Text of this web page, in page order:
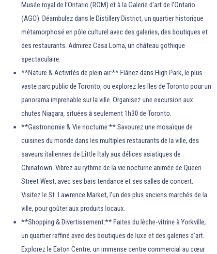
Musée royal de l’Ontario (ROM) et à la Galerie d’art de l’Ontario
(AGO). Déambulez dans le Distillery District, un quartier historique
métamorphosé en pôle culturel avec des galeries, des boutiques et
des restaurants. Admirez Casa Loma, un château gothique
spectaculaire.
**Nature & Activités de plein air:** Flânez dans High Park, le plus
vaste parc public de Toronto, ou explorez les îles de Toronto pour un
panorama imprenable sur la ville. Organisez une excursion aux
chutes Niagara, situées à seulement 1h30 de Toronto.
**Gastronomie & Vie nocturne:** Savourez une mosaïque de
cuisines du monde dans les multiples restaurants de la ville, des
saveurs italiennes de Little Italy aux délices asiatiques de
Chinatown. Vibrez au rythme de la vie nocturne animée de Queen
Street West, avec ses bars tendance et ses salles de concert.
Visitez le St. Lawrence Market, l’un des plus anciens marchés de la
ville, pour goûter aux produits locaux.
**Shopping & Divertissement:** Faites du lèche-vitrine à Yorkville,
un quartier raffiné avec des boutiques de luxe et des galeries d’art.
Explorez le Eaton Centre, un immense centre commercial au cœur